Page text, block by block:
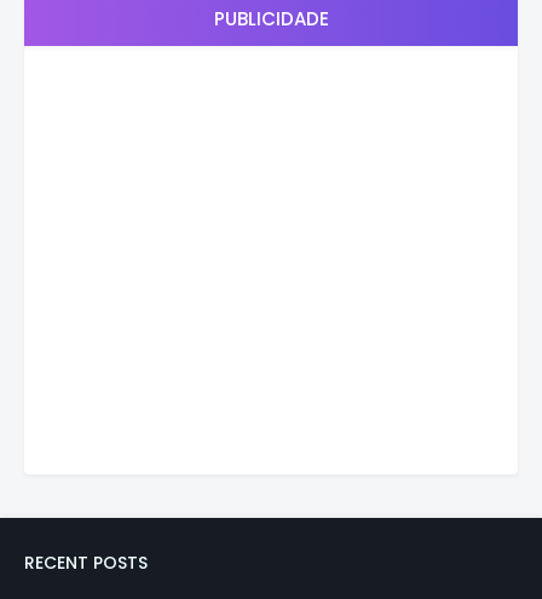
PUBLICIDADE
RECENT POSTS